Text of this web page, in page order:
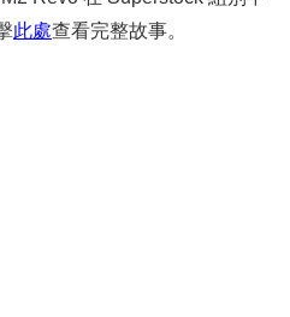
此處查看完整故事。